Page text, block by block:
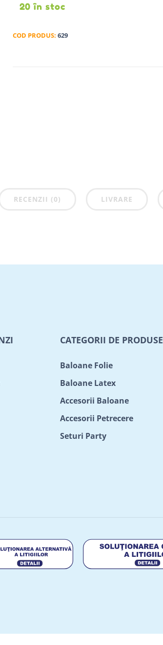
20 în stoc
COD PRODUS: 629
RECENZII (0) LIVRARE
CATEGORII DE PRODUSE
Baloane Folie
Baloane Latex
Accesorii Baloane
Accesorii Petrecere
Seturi Party